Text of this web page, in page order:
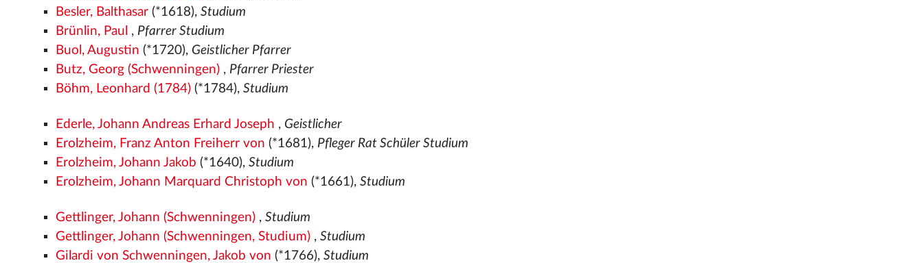
Besler, Balthasar (*1618),Studium
Brünlin, Paul , Pfarrer Studium
Buol, Augustin (*1720), Geistlicher Pfarrer
Butz, Georg (Schwenningen) , Pfarrer Priester
Böhm, Leonhard (1784) (*1784),Studium
Ederle, Johann Andreas Erhard Joseph , Geistlicher
Erolzheim, Franz Anton Freiherr von (*1681), Pfleger Rat Schüler Studium
Erolzheim, Johann Jakob (*1640),Studium
Erolzheim, Johann Marquard Christoph von (*1661),Studium
Gettlinger, Johann (Schwenningen) ,Studium
Gettlinger, Johann (Schwenningen, Studium) ,Studium
Gilardi von Schwenningen, Jakob von (*1766),Studium